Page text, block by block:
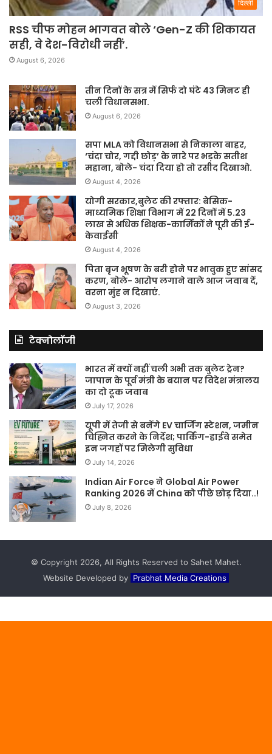
दिल्ली
RSS चीफ मोहन भागवत बोले ‘Gen-Z की शिकायत
सही, वे देश-विरोधी नहीं’.
August 6, 2026
तीन दिनों के सत्र में सिर्फ दो घंटे 43 मिनट ही
चली विधानसभा.
August 6, 2026
सपा MLA को विधानसभा से निकाला बाहर,
‘चंदा चोर, गद्दी छोड़’ के नारे पर भड़के सतीश
महाना, बोले- चंदा दिया हो तो रसीद दिखाओ.
August 4, 2026
योगी सरकार,बुलेट की रफ्तार: बेसिक-
माध्यमिक शिक्षा विभाग में 22 दिनों में 5.23
लाख से अधिक शिक्षक-कार्मिकों ने पूरी की ई-
केवाईसी
August 4, 2026
पिता बृज भूषण के बरी होने पर भावुक हुए सांसद
करण, बोले- आरोप लगाने वाले आज जवाब दें,
वरना मुंह न दिखाएं.
August 3, 2026
टेक्नोलॉजी
भारत में क्यों नहीं चली अभी तक बुलेट ट्रेन?
जापान के पूर्व मंत्री के बयान पर विदेश मंत्रालय
का दो टूक जवाब
July 17, 2026
यूपी में तेजी से बनेंगे EV चार्जिंग स्टेशन, जमीन
चिह्नित करने के निर्देश; पार्किंग-हाईवे समेत
इन जगहों पर मिलेगी सुविधा
July 14, 2026
Indian Air Force ने Global Air Power
Ranking 2026 में China को पीछे छोड़ दिया..!
July 8, 2026
© Copyright 2026, All Rights Reserved to Sahet Mahet.
Website Developed by Prabhat Media Creations